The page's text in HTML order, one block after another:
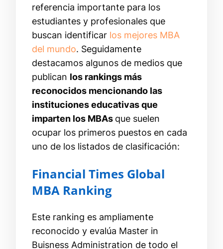
referencia importante para los
estudiantes y profesionales que
buscan identificar los mejores MBA
del mundo. Seguidamente
destacamos algunos de medios que
publican los rankings más
reconocidos mencionando las
instituciones educativas que
imparten los MBAs que suelen
ocupar los primeros puestos en cada
uno de los listados de clasificación:
Financial Times Global
MBA Ranking
Este ranking es ampliamente
reconocido y evalúa Master in
Buisness Administration de todo el